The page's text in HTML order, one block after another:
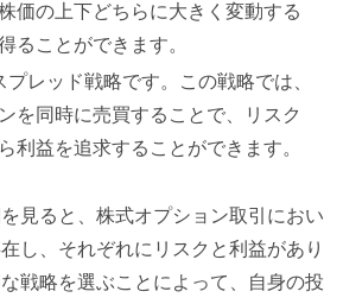
価の上下どちらに大きく変動する
ることができます。
レッド戦略です。この戦略では、
を同時に売買することで、リスク
利益を追求することができます。
見ると、株式オプション取引におい
し、それぞれにリスクと利益があり
戦略を選ぶことによって、自身の投